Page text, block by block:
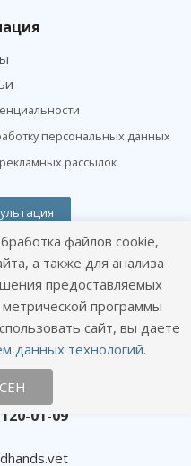
персональных данных
рассылок
на связи
01-09
файлов cookie,
а также для анализа
предоставляемых
программы
сайт, вы даете
данных технологий.